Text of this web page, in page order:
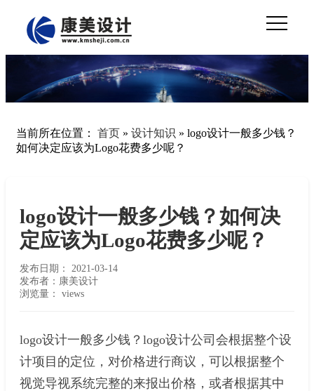
当前所在位置： 首页 » 设计知识 » logo设计一般多少钱？
如何决定应该为Logo花费多少呢？
logo设计一般多少钱？如何决
定应该为Logo花费多少呢？
发布日期： 2021-03-14
发布者：康美设计
浏览量： views
logo设计一般多少钱？logo设计公司会根据整个设
计项目的定位，对价格进行商议，可以根据整个
视觉导视系统完整的来报出价格，或者根据其中